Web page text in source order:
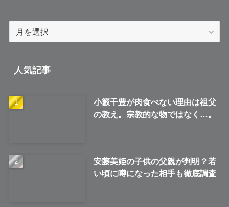
ブ
人気記事
小籔千豊が肉食べない理由は祖父
の教え。宗教的な物ではなく…。
安藤美姫の子供の父親が判明？若
い頃に噂になった相手も徹底調査